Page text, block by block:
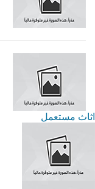
اثاث مستعمل